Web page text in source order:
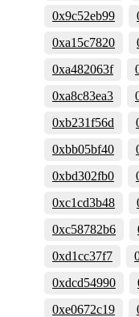
0x9c52eb99
0xa15c7820
0xa482063f
0xa8c83ea3
0xb231f56d
0xbb05bf40
0xbd302fb0
0xc1cd3b48
0xc58782b6
0xd1cc37f7
0xdcd54990
0xe0672c19